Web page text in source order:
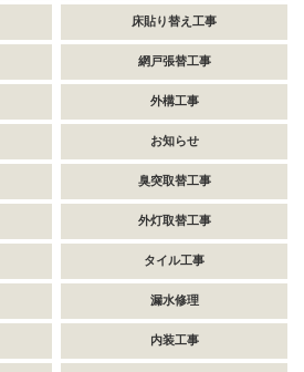
床貼り替え工事
網戸張替工事
外構工事
お知らせ
臭突取替工事
外灯取替工事
タイル工事
漏水修理
内装工事